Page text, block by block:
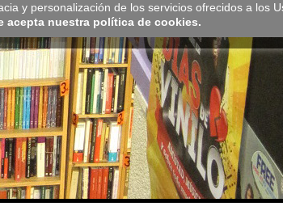
y personalización de los servicios ofrecidos a los
acepta nuestra política de cookies.